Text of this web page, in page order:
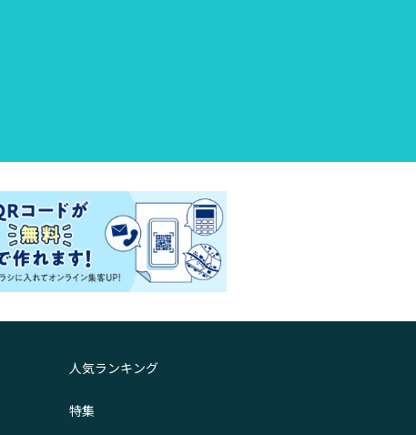
人気ランキング
特集